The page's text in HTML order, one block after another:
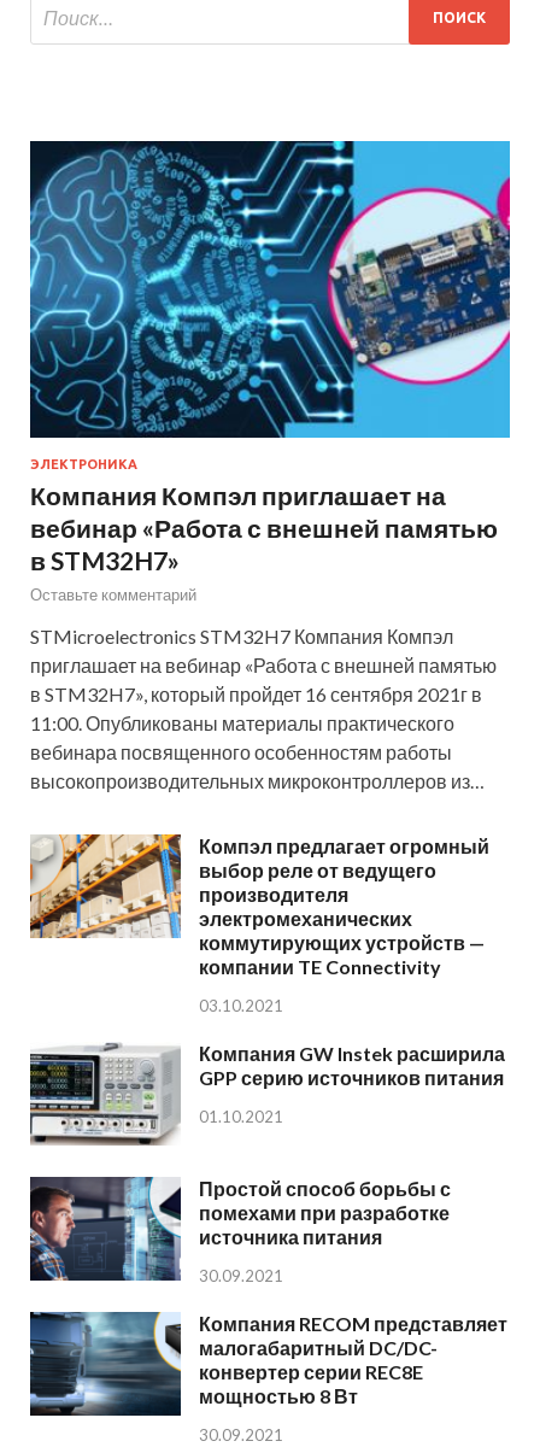
ЭЛЕКТРОНИКА
Компания Компэл приглашает на
вебинар «Работа с внешней памятью
в STM32H7»
Оставьте комментарий
STMicroelectronics STM32H7 Компания Компэл
приглашает на вебинар «Работа с внешней памятью
в STM32H7», который пройдет 16 сентября 2021г в
11:00. Опубликованы материалы практического
вебинара посвященного особенностям работы
высокопроизводительных микроконтроллеров из…
Компэл предлагает огромный
выбор реле от ведущего
производителя
электромеханических
коммутирующих устройств —
компании TE Connectivity
03.10.2021
Компания GW Instek расширила
GPP серию источников питания
01.10.2021
Простой способ борьбы с
помехами при разработке
источника питания
30.09.2021
Компания RECOM представляет
малогабаритный DC/DC-
конвертер серии REC8E
мощностью 8 Вт
30.09.2021